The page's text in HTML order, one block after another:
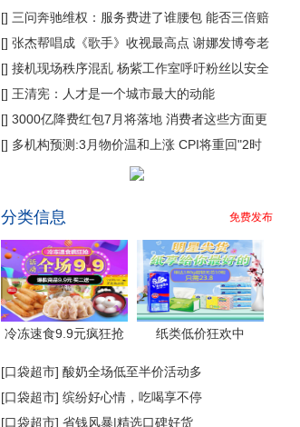
痛
[] 三问奔驰维权：服务费进了谁腰包 能否三倍赔
偿
[] 张杰帮唱成《歌手》收视最高点 谢娜发博夸老
公
[] 接机现场秩序混乱 杨紫工作室呼吁粉丝以安全
为主
[] 王清宪：人才是一个城市最大的动能
[] 3000亿降费红包7月将落地 消费者这些方面更
省钱
[] 多机构预测:3月物价温和上涨 CPI将重回"2时
分类信息 免费发布
冷冻速食9.9元疯狂抢 纸类低价狂欢中
[口袋超市] 酸奶全场低至半价活动多
[口袋超市] 缤纷好心情，吃喝享不停
[口袋超市] 省钱风暴|精选口碑好货